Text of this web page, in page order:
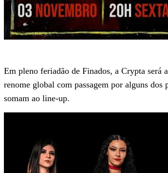
Em pleno feriadão de Finados, a Crypta será
renome global com passagem por alguns
somam ao line-up.